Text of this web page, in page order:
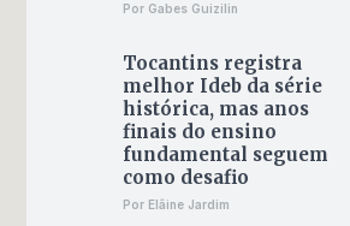
Por Gabes Guizilin
Tocantins registra
melhor Ideb da série
histórica, mas anos
finais do ensino
fundamental seguem
como desafio
Por Elâine Jardim